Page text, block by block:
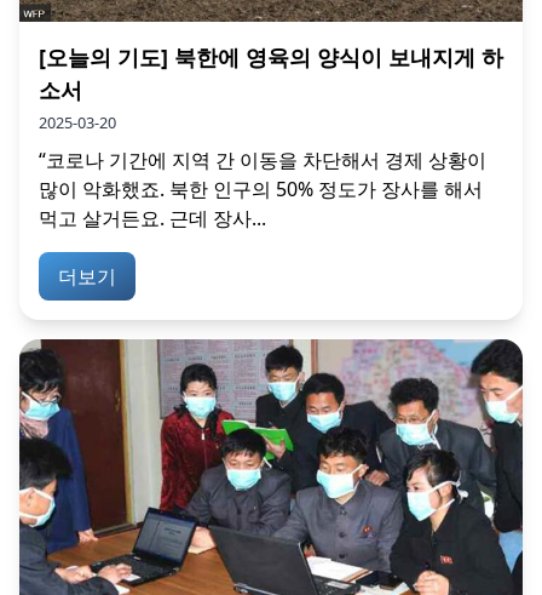
[오늘의 기도] 북한에 영육의 양식이 보내지게 하
소서
2025-03-20
“코로나 기간에 지역 간 이동을 차단해서 경제 상황이
많이 악화했죠. 북한 인구의 50% 정도가 장사를 해서
먹고 살거든요. 근데 장사...
더보기